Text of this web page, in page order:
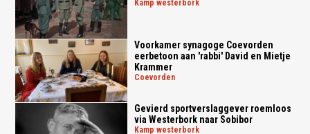
kamp westerbork
Voorkamer synagoge Coevorden
eerbetoon aan 'rabbi' David en Mietje
Krammer
coevorden
Gevierd sportverslaggever roemloos
via Westerbork naar Sobibor
kamp westerbork